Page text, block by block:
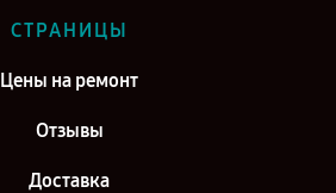
СТРАНИЦЫ
Цены на ремонт
Отзывы
Доставка